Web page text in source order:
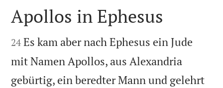

Apollos in Ephesus

24 Es kam aber nach Ephesus ein Jude
mit Namen Apollos, aus Alexandria
gebürtig, ein beredter Mann und gelehrt